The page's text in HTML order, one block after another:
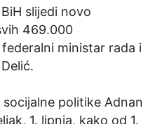
slijedi novo
469.000
ministar rada i
politike Adnan
1. lipnja, kako od 1.